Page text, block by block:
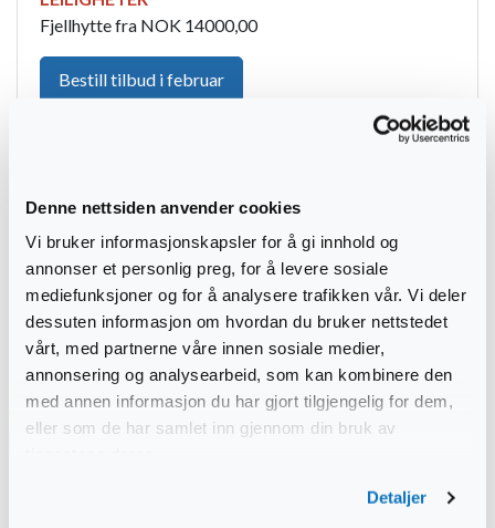
Denne nettsiden anvender cookies
Vi bruker informasjonskapsler for å gi innhold og
annonser et personlig preg, for å levere sosiale
mediefunksjoner og for å analysere trafikken vår. Vi deler
dessuten informasjon om hvordan du bruker nettstedet
vårt, med partnerne våre innen sosiale medier,
annonsering og analysearbeid, som kan kombinere den
med annen informasjon du har gjort tilgjengelig for dem,
eller som de har samlet inn gjennom din bruk av
Detaljer
Fjellhytte fra NOK 14000,00
Bestill tilbud i februar